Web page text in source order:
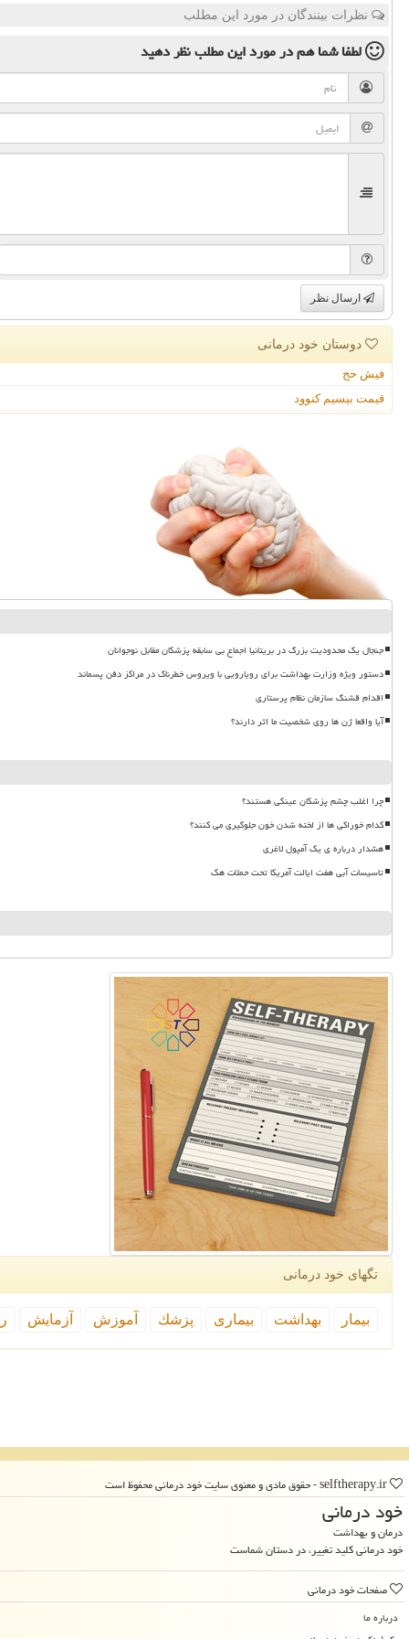
نظرات بینندگان در مورد این مطلب
لطفا شما همدر مورد این مطلبنظر دهید
ارسال نظر
دوستان خود درمانی
فیش حج
قیمت بیسیم کنوود
جنجال یک محدودیت بزرگ در بریتانیا اجماع بی سابقه پزشکان مقابل نوجوانان
دستور ویژه وزارت بهداشت برای رویارویی با ویروس خطرناک در مراکز دفن پسماند
اقدام قشنگ سازمان نظام پرستاری
آیا واقعا ژن ها روی شخصیت ما اثر دارند؟
چرا اغلب چشم پزشکان عینکی هستند؟
کدام خوراکی ها از لخته شدن خون جلوگیری می کنند؟
هشدار درباره ی یک آمپول لاغری
تاسیسات آبی هفت ایالت آمریکا تحت حملات هک
تگهای خود درمانی
بیمار بهداشت بیماری پزشك آموزش آزمایش
خود درمانی
درمان و بهداشت
خود درمانی کلید تغییر، در دستان شماست
صفحات خود درمانی
درباره ما